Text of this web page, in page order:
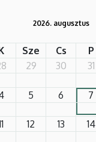
2026. augusztus
Sze Cs P
29 30 31
5 6 7
12 13 14